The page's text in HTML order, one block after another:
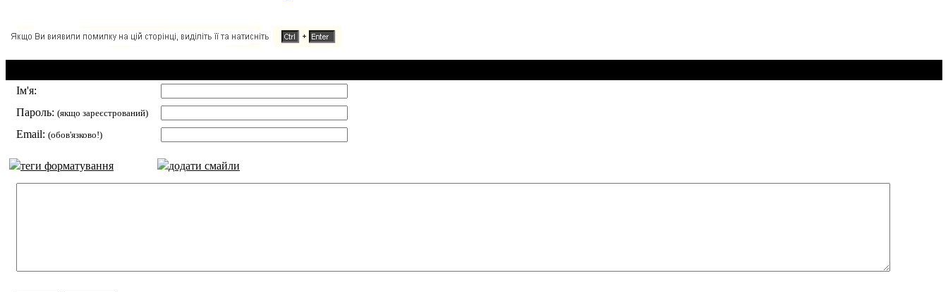
Ім'я:
Пароль: (якщо зареєстрований)
Email: (обов'язково!)
теги форматування додати смайли